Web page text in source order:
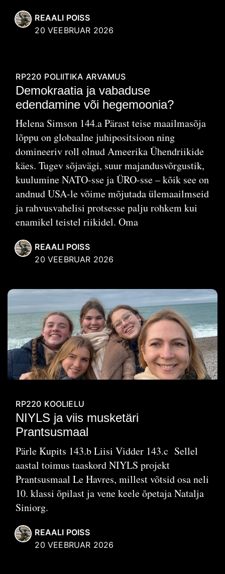
REAALI POISS
20 VEEBRUAR 2026
RP220 POLIITIKA ARVAMUS
Demokraatia ja vabaduse
edendamine või hegemoonia?
Helena Simson 144.a Pärast teise maailmasõja
lõppu on globaalne juhipositsioon ning
domineeriv roll olnud Ameerika Ühendriikide
käes. Tugev sõjavägi, suur majandusvõrgustik,
kuulumine NATO-sse ja ÜRO-sse – kõik see on
andnud USA-le võime mõjutada ülemaailmseid
ja rahvusvahelisi protsesse palju rohkem kui
enamikel teistel riikidel. Oma
REAALI POISS
20 VEEBRUAR 2026
RP220 KOOLIELU
NIYLS ja viis musketäri
Prantsusmaal
Pärle Kupits 143.b Liisi Vidder 143.c Sellel
aastal toimus taaskord NIYLS projekt
Prantsusmaal Le Havres, millest võtsid osa neli
10. klassi õpilast ja vene keele õpetaja Natalja
Siniorg.
REAALI POISS
20 VEEBRUAR 2026